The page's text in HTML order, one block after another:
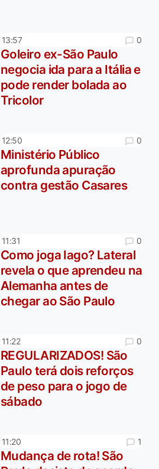
13:57 0
Goleiro ex-São Paulo
negocia ida para a Itália e
pode render bolada ao
Tricolor
12:50 0
Ministério Público
aprofunda apuração
contra gestão Casares
11:31 0
Como joga Iago? Lateral
revela o que aprendeu na
Alemanha antes de
chegar ao São Paulo
11:22 0
REGULARIZADOS! São
Paulo terá dois reforços
de peso para o jogo de
sábado
11:20 1
Mudança de rota! São